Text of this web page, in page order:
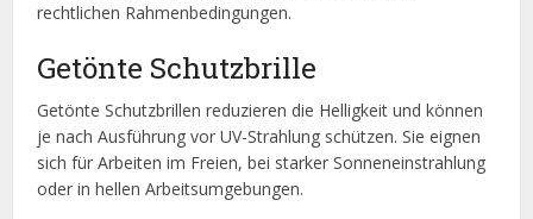
rechtlichen Rahmenbedingungen.
Getönte Schutzbrille
Getönte Schutzbrillen reduzieren die Helligkeit und können
je nach Ausführung vor UV-Strahlung schützen. Sie eignen
sich für Arbeiten im Freien, bei starker Sonneneinstrahlung
oder in hellen Arbeitsumgebungen.